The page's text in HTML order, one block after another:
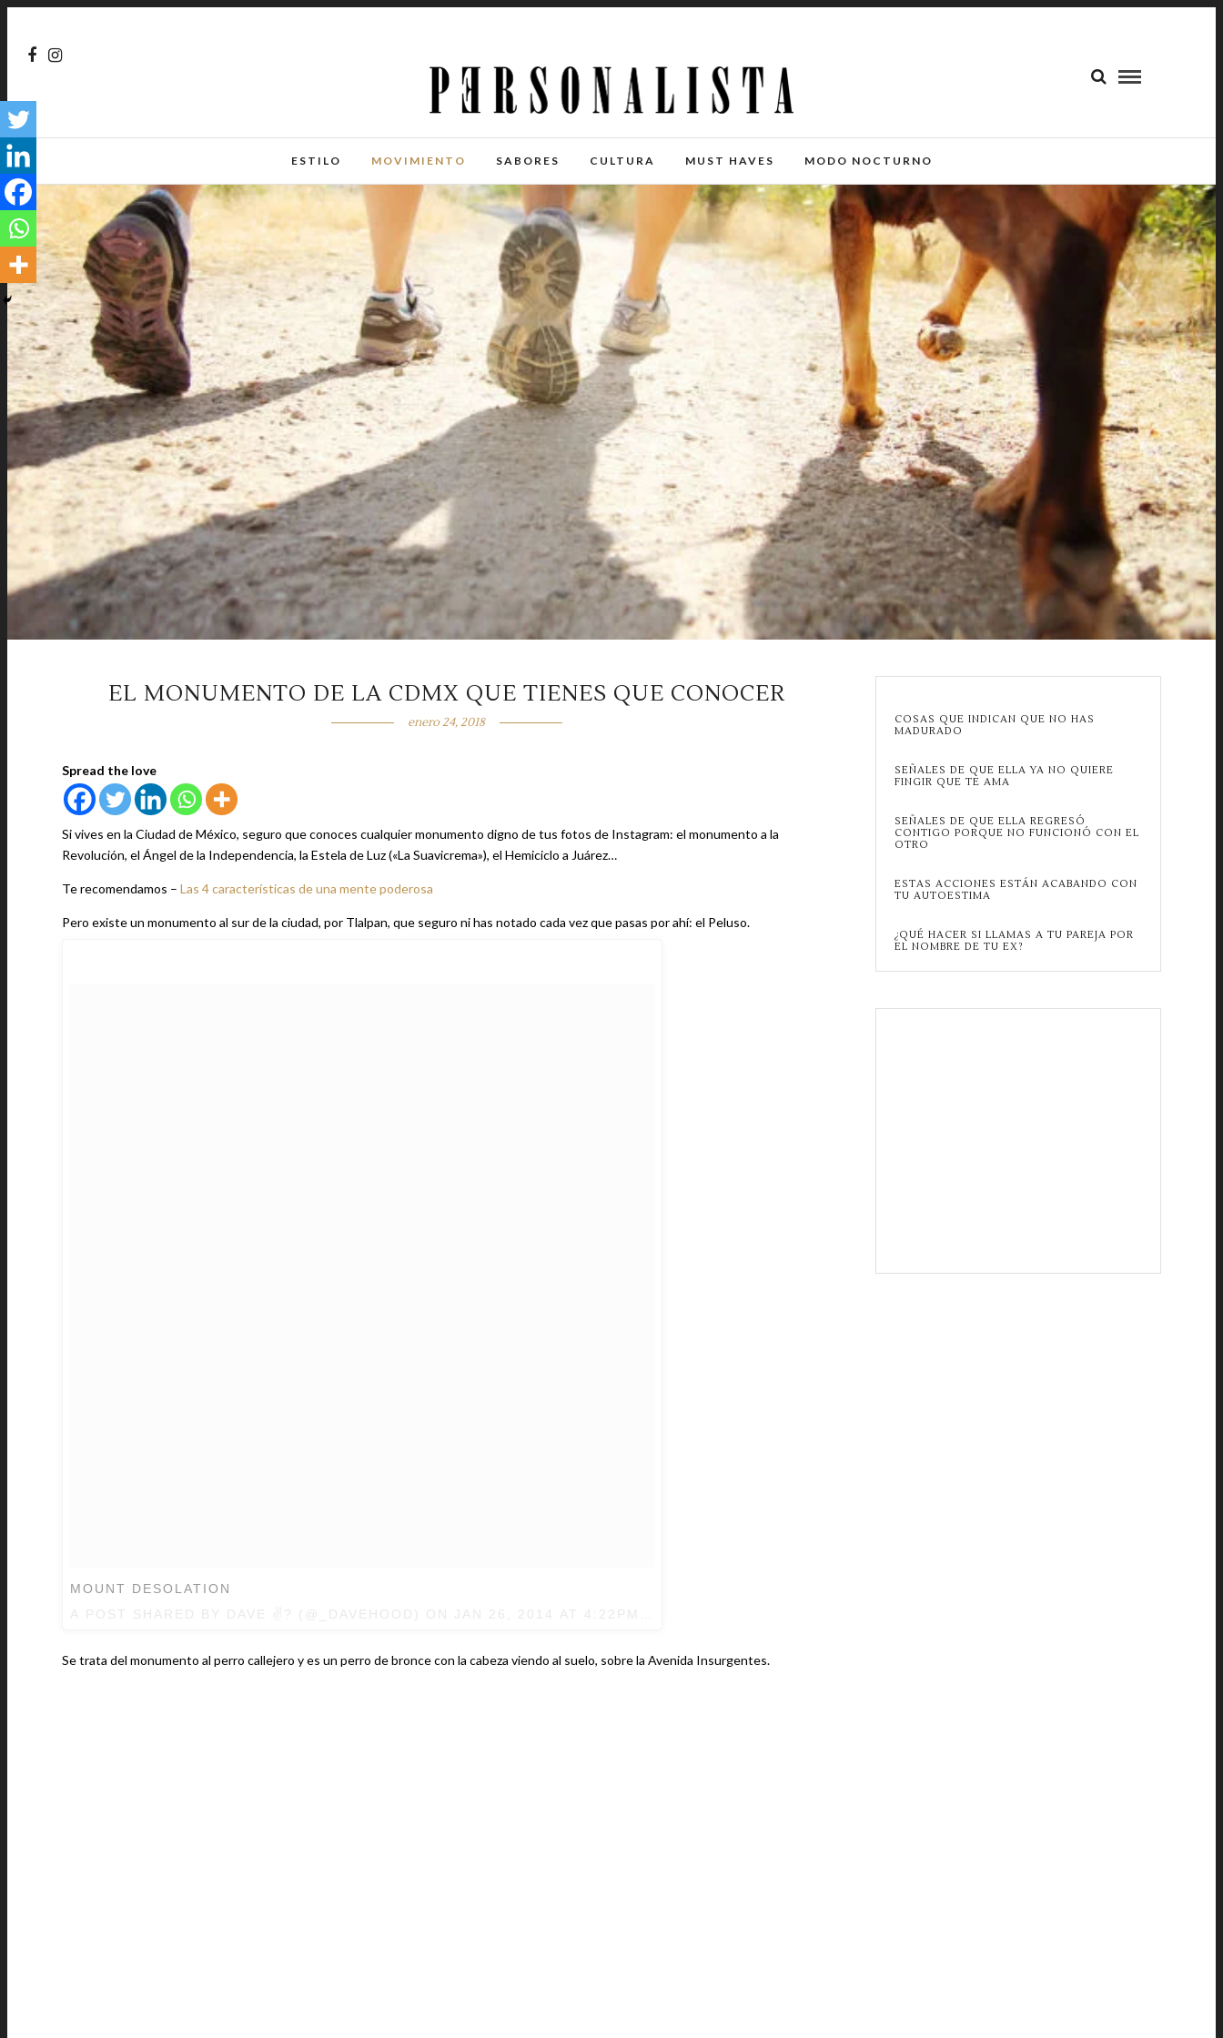
ESTILO MOVIMIENTO SABORES CULTURA MUST HAVES MODO NOCTURNO
EL MONUMENTO DE LA CDMX QUE TIENES QUE CONOCER
enero 24, 2018
Spread the love
Si vives en la Ciudad de México, seguro que conoces cualquier monumento digno de tus fotos de Instagram: el monumento a la
Revolución, el Ángel de la Independencia, la Estela de Luz («La Suavicrema»), el Hemiciclo a Juárez…
Te recomendamos – Las 4 características de una mente poderosa
Pero existe un monumento al sur de la ciudad, por Tlalpan, que seguro ni has notado cada vez que pasas por ahí: el Peluso.
MOUNT DESOLATION
Se trata del monumento al perro callejero y es un perro de bronce con la cabeza viendo al suelo, sobre la Avenida Insurgentes.
COSAS QUE INDICAN QUE NO HAS
MADURADO
SEÑALES DE QUE ELLA YA NO QUIERE
FINGIR QUE TE AMA
SEÑALES DE QUE ELLA REGRESÓ
CONTIGO PORQUE NO FUNCIONÓ CON EL
OTRO
ESTAS ACCIONES ESTÁN ACABANDO CON
TU AUTOESTIMA
¿QUÉ HACER SI LLAMAS A TU PAREJA POR
EL NOMBRE DE TU EX?